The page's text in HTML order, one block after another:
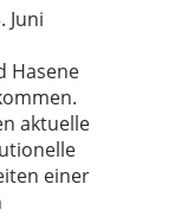
Juni
Hasene
aktuelle
einer